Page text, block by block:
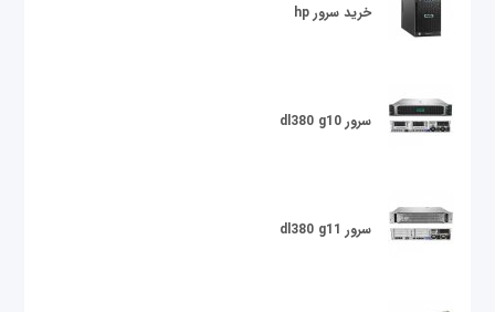
خرید سرور hp
سرور dl380 g10
سرور dl380 g11